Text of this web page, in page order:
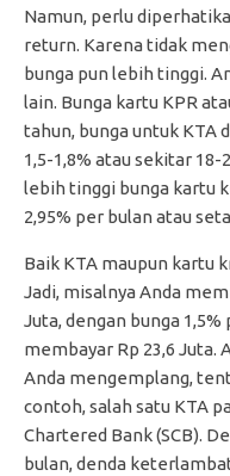
Namun, perlu
return. Karena tidak
bunga pun lebih tinggi.
lain. Bunga kartu KPR
tahun, bunga untuk KTA
1,5-1,8% atau sekitar
lebih tinggi bunga kartu
2,95% per bulan atau
Baik KTA maupun kartu
Jadi, misalnya Anda
Juta, dengan bunga
membayar Rp 23,6 Juta.
Anda mengemplang,
contoh, salah satu KTA
Chartered Bank (SCB).
bulan, denda